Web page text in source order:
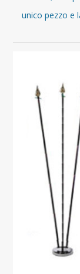
unico pezzo e